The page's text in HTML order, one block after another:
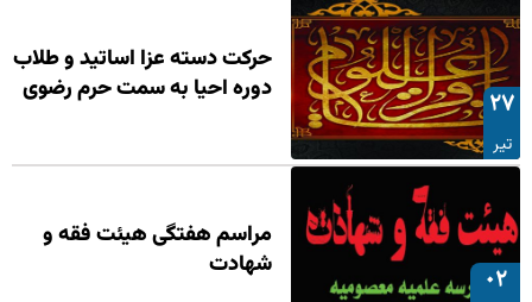
۲۷
تیر
حرکت دسته عزا اساتید و طلاب
دوره احیا به سمت حرم رضوی
۰۲
مراسم هفتگی هیئت فقه و
شهادت